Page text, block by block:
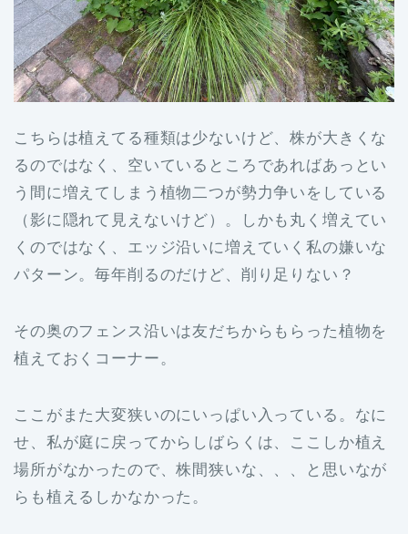
こちらは植えてる種類は少ないけど、株が大きくな
るのではなく、空いているところであればあっとい
う間に増えてしまう植物二つが勢力争いをしている
（影に隠れて見えないけど）。しかも丸く増えてい
くのではなく、エッジ沿いに増えていく私の嫌いな
パターン。毎年削るのだけど、削り足りない？
その奥のフェンス沿いは友だちからもらった植物を
植えておくコーナー。
ここがまた大変狭いのにいっぱい入っている。なに
せ、私が庭に戻ってからしばらくは、ここしか植え
場所がなかったので、株間狭いな、、、と思いなが
らも植えるしかなかった。